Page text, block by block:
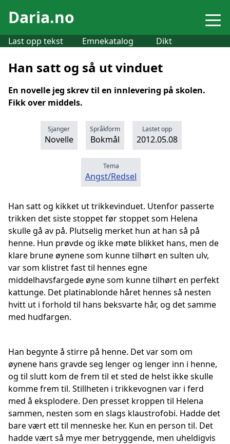
Daria.no
Last opp tekst Emnekatalog Dikt
Han satt og så ut vinduet
En novelle jeg skrev til en innlevering på skolen.
Fikk over middels.
Sjanger
Novelle
Språkform
Bokmål
Lastet opp
2012.05.08
Tema
Angst/Redsel
Han satt og kikket ut trikkevinduet. Utenfor passerte
trikken det siste stoppet før stoppet som Helena
skulle gå av på. Plutselig merket hun at han så på
henne. Hun prøvde og ikke møte blikket hans, men de
klare brune øynene som kunne tilhørt en sulten ulv,
var som klistret fast til hennes egne
middelhavsfargede øyne som kunne tilhørt en perfekt
kattunge. Det platinablonde håret hennes så nesten
hvitt ut i forhold til hans beksvarte hår, og det samme
med hudfargen.
Han begynte å stirre på henne. Det var som om
øynene hans gravde seg lenger og lenger inn i henne,
og til slutt kom de frem til et sted de helst ikke skulle
komme frem til. Stillheten i trikkevognen var i ferd
med å eksplodere. Den presset kroppen til Helena
sammen, nesten som en slags klaustrofobi. Hadde det
bare vært ett til menneske her. Kun en person til. Det
hadde vært så mye mer betryggende, men uheldigvis